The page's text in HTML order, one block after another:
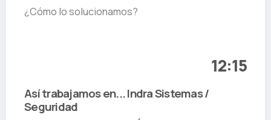
¿Cómo lo solucionamos?
12:15
Así trabajamos en... Indra Sistemas /
Seguridad